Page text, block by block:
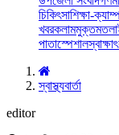
চিকিৎসাশিক্ষা-
খবরকলামমুক্তমত
পাতাস্পেশাল
স্বাস্থ্যবার্তা
editor